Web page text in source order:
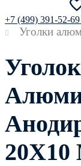
+7 (499) 391-52-69
Уголки